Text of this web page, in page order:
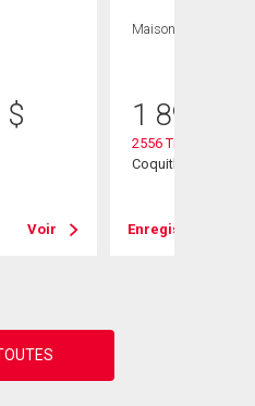
$
Voir
Maison
1 899
2556 Trillium Place
Coquitlam, BC
Enregistrer